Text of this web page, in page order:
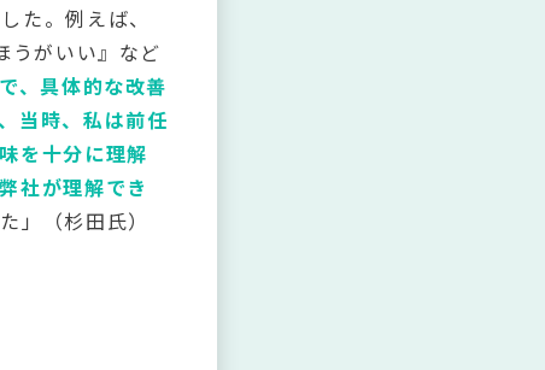
た。例えば、
うがいい』など
、具体的な改善
当時、私は前任
を十分に理解
社が理解でき
」（杉田氏）